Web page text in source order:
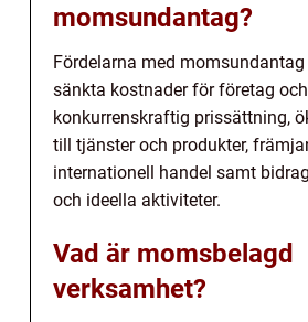
momsundantag?
Fördelarna med
sänkta kostnader för företag
konkurrenskraftig prissättning,
till tjänster och produkter,
internationell handel samt
och ideella aktiviteter.
Vad är momsbelagd
verksamhet?